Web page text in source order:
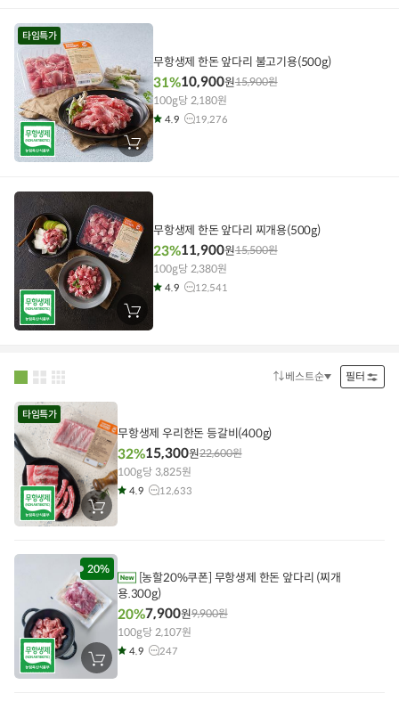
에
타임특가
장
바
에
담
기
무항생제 한돈 앞다리 불고기용(500g)
31%10,900원15,900원
100g당 2,180원
4.9 19,276
장
무항생제 한돈 앞다리 찌개용(500g)
23%11,900원15,500원
100g당 2,380원
4.9 12,541
정베스트순 필터
타임특가
장
바
에
담
기
무항생제 우리한돈 등갈비(400g)
32%15,300원22,600원
100g당 3,825원
4.9 12,633
20%
장
바
[농할20%쿠폰] 무항생제 한돈 앞다리 (찌개
용.300g)
20%7,900원9,900원
100g당 2,107원
4.9 247